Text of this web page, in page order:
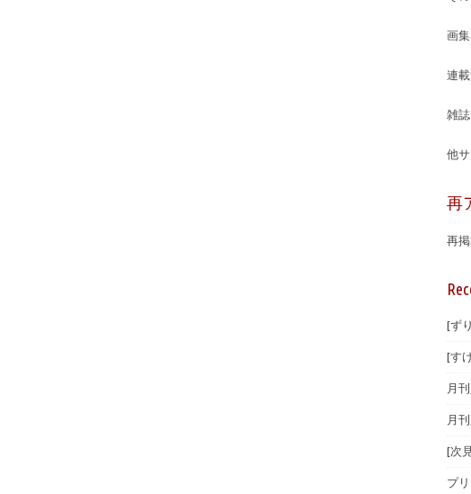
画集
連
雑
他
再
再
[ず
[す
月
月
[次
プ